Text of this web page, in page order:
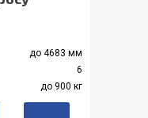
до 4683 мм
6
до 900 кг